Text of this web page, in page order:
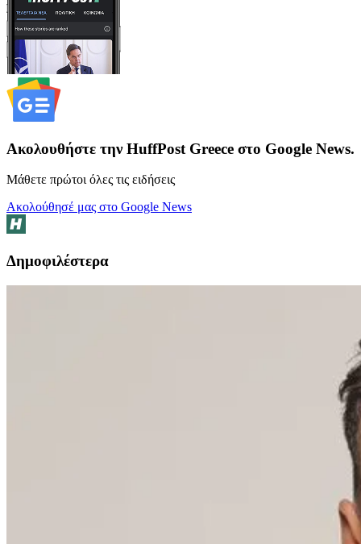
Ακολουθήστε την HuffPost Greece στο Google News.
Μάθετε πρώτοι όλες τις ειδήσεις
Ακολούθησέ μας στο Google News
Δημοφιλέστερα